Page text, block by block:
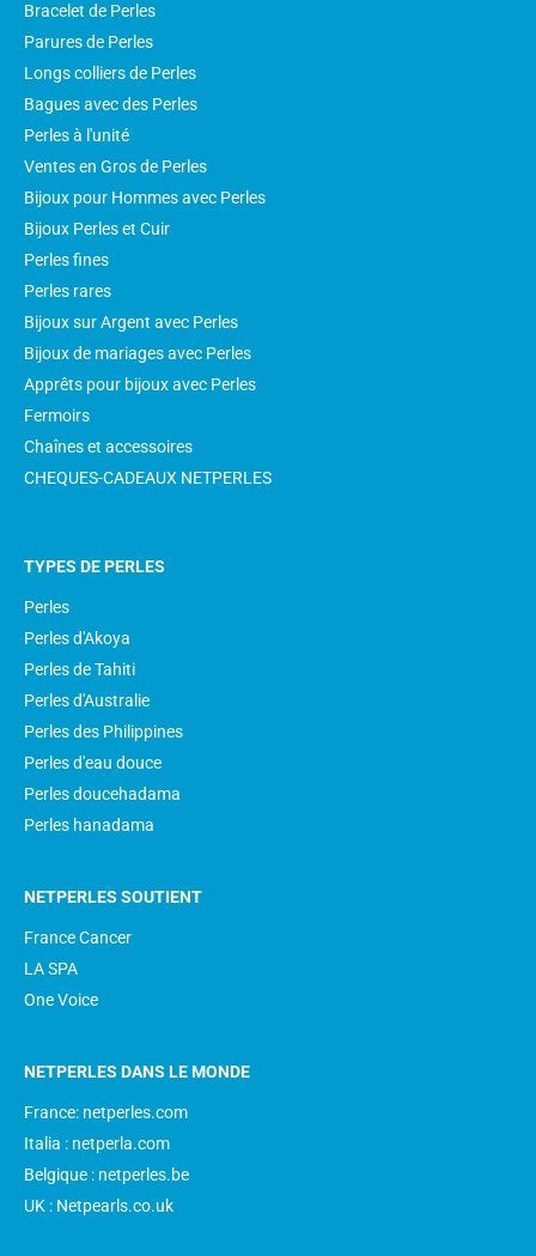
Bracelet de Perles
Parures de Perles
Longs colliers de Perles
Bagues avec des Perles
Perles à l'unité
Ventes en Gros de Perles
Bijoux pour Hommes avec Perles
Bijoux Perles et Cuir
Perles fines
Perles rares
Bijoux sur Argent avec Perles
Bijoux de mariages avec Perles
Apprêts pour bijoux avec Perles
Fermoirs
Chaînes et accessoires
CHEQUES-CADEAUX NETPERLES
TYPES DE PERLES
Perles
Perles d'Akoya
Perles de Tahiti
Perles d'Australie
Perles des Philippines
Perles d'eau douce
Perles doucehadama
Perles hanadama
NETPERLES SOUTIENT
France Cancer
LA SPA
One Voice
NETPERLES DANS LE MONDE
France: netperles.com
Italia : netperla.com
Belgique : netperles.be
UK : Netpearls.co.uk